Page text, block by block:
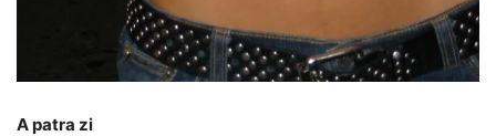
A patra zi